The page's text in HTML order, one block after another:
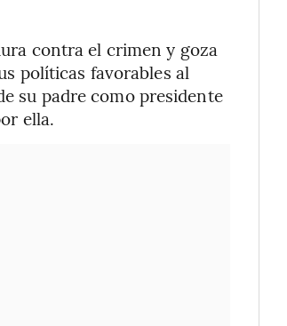
contra el crimen y goza
políticas favorables al
su padre como presidente
ella.